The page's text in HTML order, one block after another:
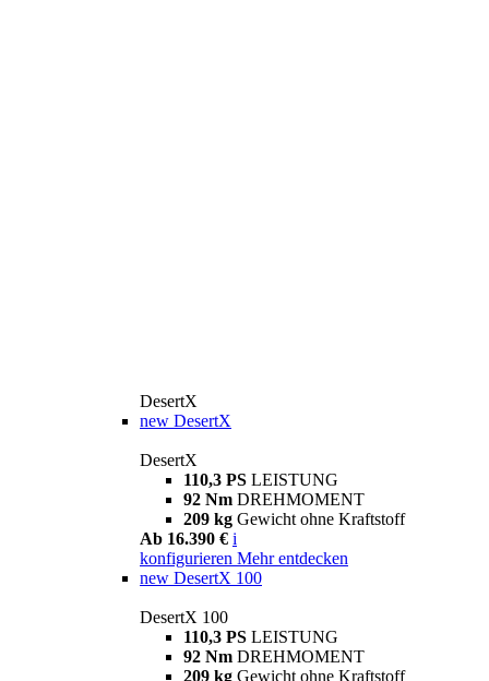
DesertX
new DesertX
DesertX
110,3 PS LEISTUNG
92 Nm DREHMOMENT
209 kg Gewicht ohne Kraftstoff
Ab 16.390 € i
konfigurieren Mehr entdecken
new DesertX 100
DesertX 100
110,3 PS LEISTUNG
92 Nm DREHMOMENT
209 kg Gewicht ohne Kraftstoff